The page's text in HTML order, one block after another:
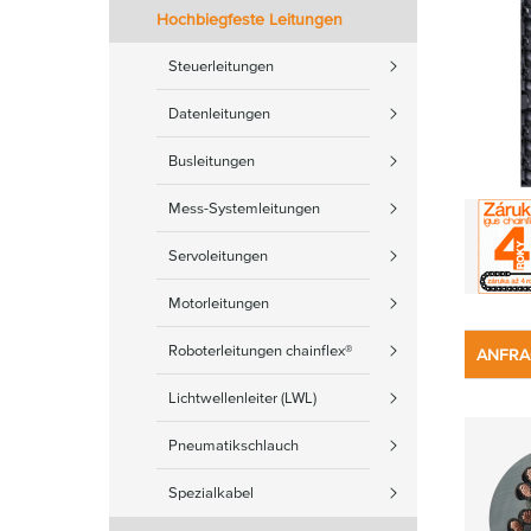
Hochbiegfeste Leitungen
Steuerleitungen
Datenleitungen
Busleitungen
Mess-Systemleitungen
Servoleitungen
Motorleitungen
Roboterleitungen chainflex®
Lichtwellenleiter (LWL)
Pneumatikschlauch
Spezialkabel